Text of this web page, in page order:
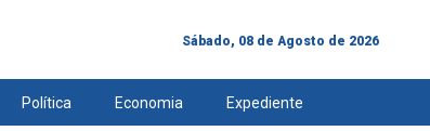
Sábado, 08 de Agosto de 2026
Política Economia Expediente